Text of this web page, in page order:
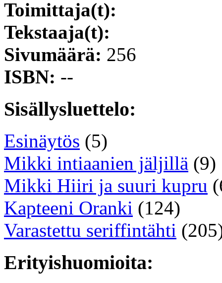
Toimittaja(t):
Tekstaaja(t):
Sivumäärä: 256
ISBN: --
Sisällysluettelo:
Esinäytös (5)
Mikki intiaanien jäljillä (9)
Mikki Hiiri ja suuri kupru
Kapteeni Oranki (124)
Varastettu seriffintähti
Erityishuomioita: